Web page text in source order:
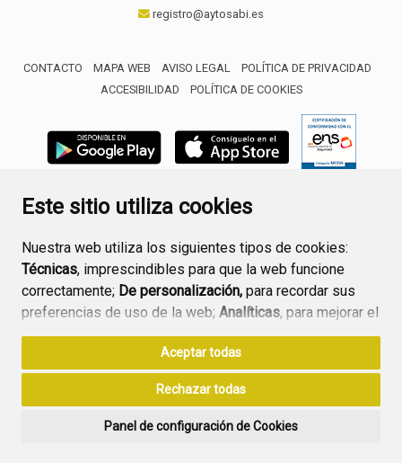
Este sitio utiliza cookies
Nuestra web utiliza los siguientes tipos de cookies:
Técnicas, imprescindibles para que la web funcione
correctamente; De personalización, para recordar sus
preferencias de uso de la web; Analíticas, para mejorar el
funcionamiento de la web y sus servicios.
Si acepta pulsando el botón“Aceptar todas”
consideramos que acepta su uso. Si pulsa el botón
ninguna acción, se guardarán las cookies técnicas
Aceptar todas
Rechazar todas
Panel de configuración de Cookies
registro@aytosabi.es
CONTACTO MAPA WEB AVISO LEGAL
POLÍTICA DE PRIVACIDAD
ACCESIBILIDAD
POLÍTICA DE COOKIES